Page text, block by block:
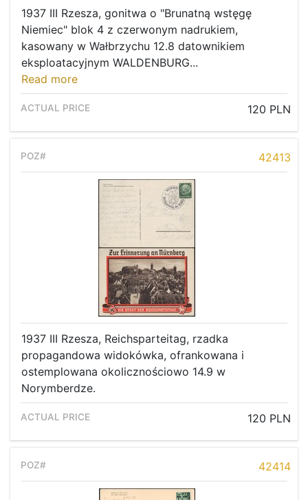
1937 III Rzesza, gonitwa o "Brunatną wstęgę
Niemiec" blok 4 z czerwonym nadrukiem,
kasowany w Wałbrzychu 12.8 datownikiem
eksploatacyjnym WALDENBURG...
Read more
120 PLN
42413
1937 III Rzesza, Reichsparteitag, rzadka
propagandowa widokówka, ofrankowana i
ostemplowana okolicznościowo 14.9 w
Norymberdze.
120 PLN
42414